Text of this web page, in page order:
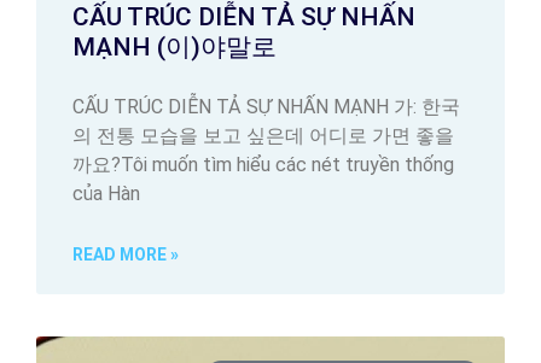
CẤU TRÚC DIỄN TẢ SỰ NHẤN
MẠNH (이)야말로
CẤU TRÚC DIỄN TẢ SỰ NHẤN MẠNH 가: 한국
의 전통 모습을 보고 싶은데 어디로 가면 좋을
까요?Tôi muốn tìm hiểu các nét truyền thống
của Hàn
READ MORE »